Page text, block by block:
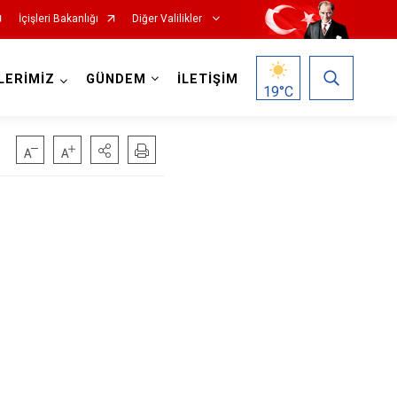
İçişleri Bakanlığı Diğer Valilikler
GÜNDEM İLETİŞİM
19°C